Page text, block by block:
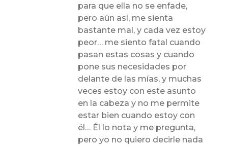
para que ella no se enfade,
pero aún así, me sienta
bastante mal, y cada vez estoy
peor… me siento fatal cuando
pasan estas cosas y cuando
pone sus necesidades por
delante de las mías, y muchas
veces estoy con este asunto
en la cabeza y no me permite
estar bien cuando estoy con
él… Él lo nota y me pregunta,
pero yo no quiero decirle nada